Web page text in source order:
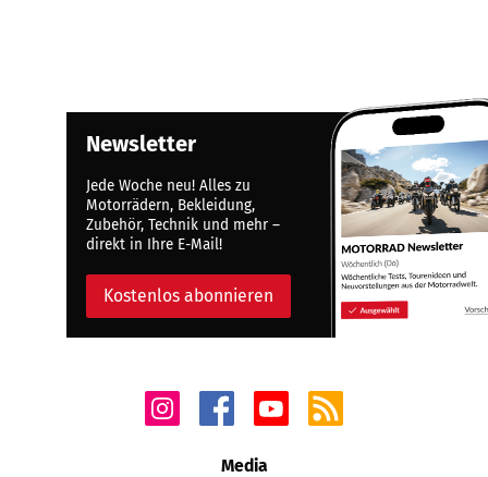
Newsletter
Jede Woche neu! Alles zu
Motorrädern, Bekleidung,
Zubehör, Technik und mehr –
direkt in Ihre E-Mail!
Kostenlos abonnieren
Media